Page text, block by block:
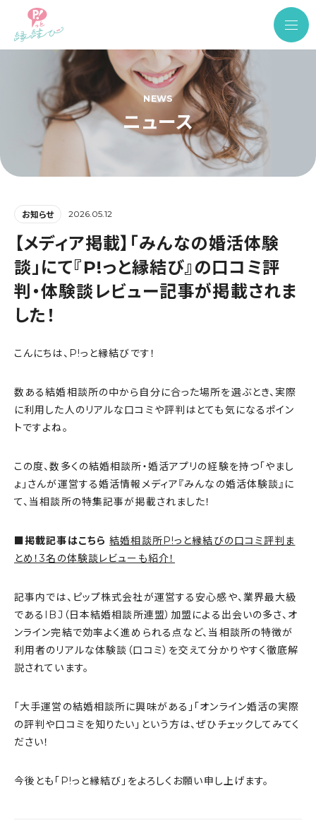
NEWS
ニュース
お知らせ 2026.05.12
【メディア掲載】「みんなの婚活体験
談」にて『P!っと縁結び』の口コミ評
判・体験談レビュー記事が掲載されま
した！
こんにちは、P!っと縁結びです！
数ある結婚相談所の中から自分に合った場所を選ぶとき、実際
に利用した人のリアルな口コミや評判はとても気になるポイン
トですよね。
この度、数多くの結婚相談所・婚活アプリの経験を持つ「やまし
ょ」さんが運営する婚活情報メディア『みんなの婚活体験談』に
て、当相談所の特集記事が掲載されました！
■掲載記事はこちら 結婚相談所P!っと縁結びの口コミ評判ま
とめ！3名の体験談レビューも紹介！
記事内では、ピップ株式会社が運営する安心感や、業界最大級
であるIBJ（日本結婚相談所連盟）加盟による出会いの多さ、オ
ンライン完結で効率よく進められる点など、当相談所の特徴が
利用者のリアルな体験談（口コミ）を交えて分かりやすく徹底解
説されています。
「大手運営の結婚相談所に興味がある」「オンライン婚活の実際
の評判や口コミを知りたい」という方は、ぜひチェックしてみてく
ださい！
今後とも「P!っと縁結び」をよろしくお願い申し上げます。